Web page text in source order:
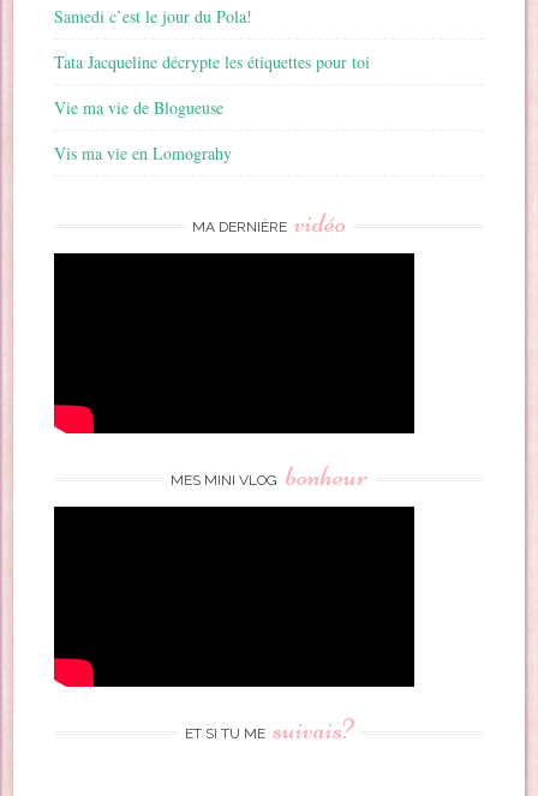
Samedi c’est le jour du Pola!
Tata Jacqueline décrypte les étiquettes pour toi
Vie ma vie de Blogueuse
Vis ma vie en Lomograhy
MA DERNIÈRE vidéo
MES MINI VLOG bonheur
ET SI TU ME suivais?